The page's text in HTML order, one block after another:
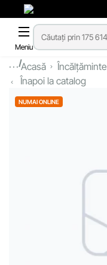
Meniu
...Acasă Încălțăminte
Înapoi la catalog
NUMAI ONLINE